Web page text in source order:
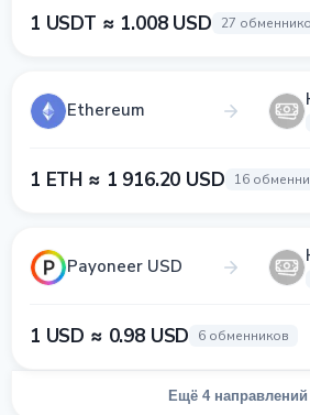
1 USDT ≈ 1.008 USD 27
Ethereum
1 ETH ≈ 1 916.20 USD 16
Payoneer USD
1 USD ≈ 0.98 USD 6 обменников
Ещё 4 направлений